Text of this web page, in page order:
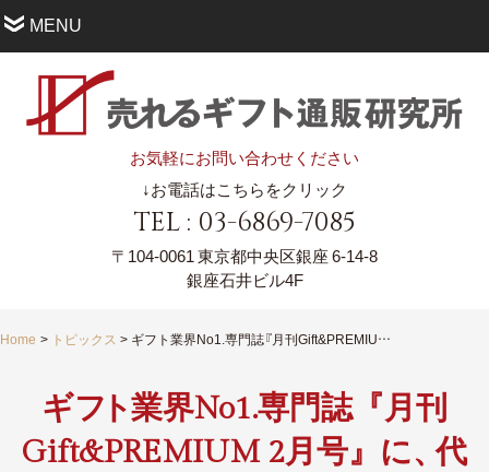
MENU
お気軽にお問い合わせください
↓お電話はこちらをクリック
TEL : 03-6869-7085
〒104-0061東京都中央区銀座 6-14-8
銀座石井ビル4F
Home トピックス ギフト業界No1.専門誌『月刊Gift&PREMIUM 2月号』に、代表・園のインタビュー記事が掲載されました！
ギフト業界No1.専門誌『月刊
Gift&PREMIUM 2月号』に、代